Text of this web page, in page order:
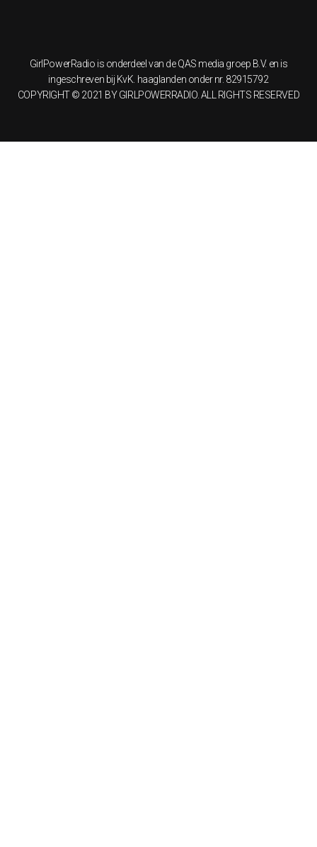
GirlPowerRadio is onderdeel van de QAS media groep B.V. en is
ingeschreven bij KvK. haaglanden onder nr. 82915792
COPYRIGHT © 2021 BY GIRLPOWERRADIO. ALL RIGHTS RESERVED